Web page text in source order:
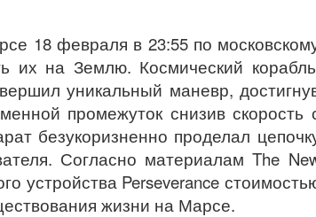
18 февраля в 23:55 по
их на Землю. Космический
уникальный маневр,
промежуток снизив скорость
безукоризненно проделал
Согласно материалам The
устройства Perseverance
жизни на Марсе.